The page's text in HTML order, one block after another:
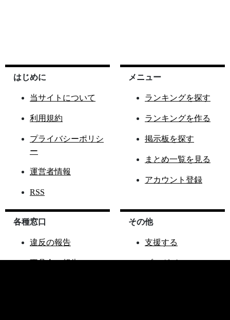
はじめに
当サイトについて
利用規約
プライバシーポリシ
ー
運営者情報
RSS
メニュー
ランキングを探す
ランキングを作る
掲示板を探す
まとめ一覧を見る
アカウント登録
各種窓口
違反の報告
不具合の報告
その他
支援する
ブログパーツ